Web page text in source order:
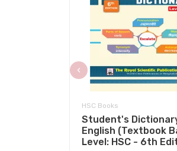
HSC Books
Student's
English (Textbook
Level: HSC - 6th
‹